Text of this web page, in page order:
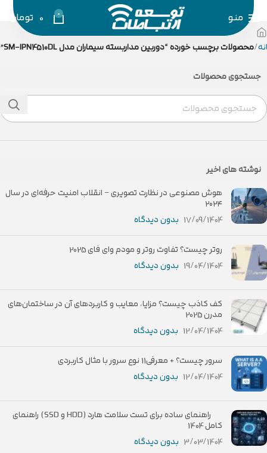
منو 0
0 تومان
محصولات برچسب خورده “دوربین مداربسته سیماران مدل SM-IPN4510DL”
جستجوی محصولات
نوشته های اخیر
هوش مصنوعی در نظارت تصویری – انقلاب امنیت حرفه‌ای در سال
۲۰۲۴
17/09/1404 بدون دیدگاه
روتر چیست؟ تفاوت روتر و مودم وای فای 2025
19/04/1404 بدون دیدگاه
کف کاذب چیست؟ مزایا، معایب و کاربردهای آن در ساختمان‌های
مدرن 2025
12/04/1404 بدون دیدگاه
سرور چیست؟ + معرفی11 نوع سرور با مثال کاربردی
12/04/1404 بدون دیدگاه
راهنمای ساده برای تست سلامت هارد (HDD و SSD) راهنمای
کامل 1404
3/03/1404 بدون دیدگاه